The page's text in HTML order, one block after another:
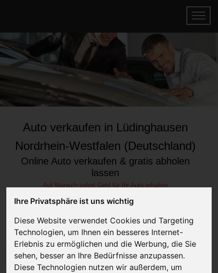
Ihre Privatsphäre ist uns wichtig
Diese Website verwendet Cookies und Targeting
Technologien, um Ihnen ein besseres Internet-
Erlebnis zu ermöglichen und die Werbung, die Sie
sehen, besser an Ihre Bedürfnisse anzupassen.
Diese Technologien nutzen wir außerdem, um
Auto verkaufen in Lüdinghausen
Nordrhein-Westfalen (Deutschland)
Online Auto verkaufen & gratis abholen
lassen
Auf Wunsch sofort Geld für Ihr Auto erhalten
JETZT KOSTENLOSE BEWERTUNG